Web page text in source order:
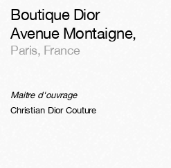
Boutique Dior
Avenue Montaigne,
Paris, France
Maitre d'ouvrage
Christian Dior Couture